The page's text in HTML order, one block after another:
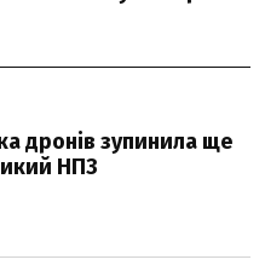
дронів зупинила ще
НПЗ